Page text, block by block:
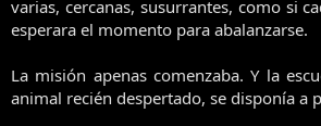
varias, cercanas, susurrantes, como si
esperara el momento para abalanzarse.
La misión apenas comenzaba. Y la
animal recién despertado, se disponía a